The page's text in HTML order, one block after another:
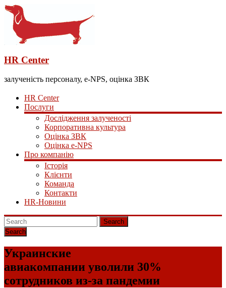
HR Center
залученість персоналу, e-NPS, оцінка ЗВК
HR Center
Послуги
Дослідження залученості
Корпоративна культура
Оцінка ЗВК
Оцінка e-NPS
Про компанію
Історія
Клієнти
Команда
Контакти
HR-Новини
Search
Украинские
авиакомпании уволили 30%
сотрудников из-за пандемии